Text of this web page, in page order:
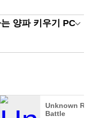
양파 키우기 PC
Unknown
Battle